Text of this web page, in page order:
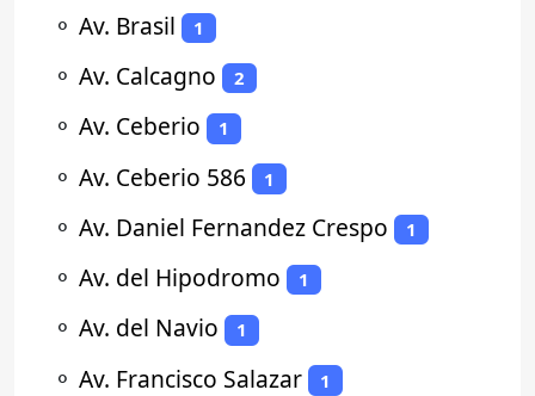
⚬ Av. Brasil 1
⚬ Av. Calcagno 2
⚬ Av. Ceberio 1
⚬ Av. Ceberio 586 1
⚬ Av. Daniel Fernandez Crespo 1
⚬ Av. del Hipodromo 1
⚬ Av. del Navio 1
⚬ Av. Francisco Salazar 1